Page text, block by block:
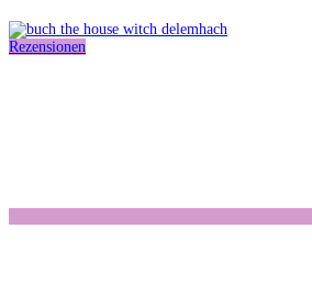
Rezensionen